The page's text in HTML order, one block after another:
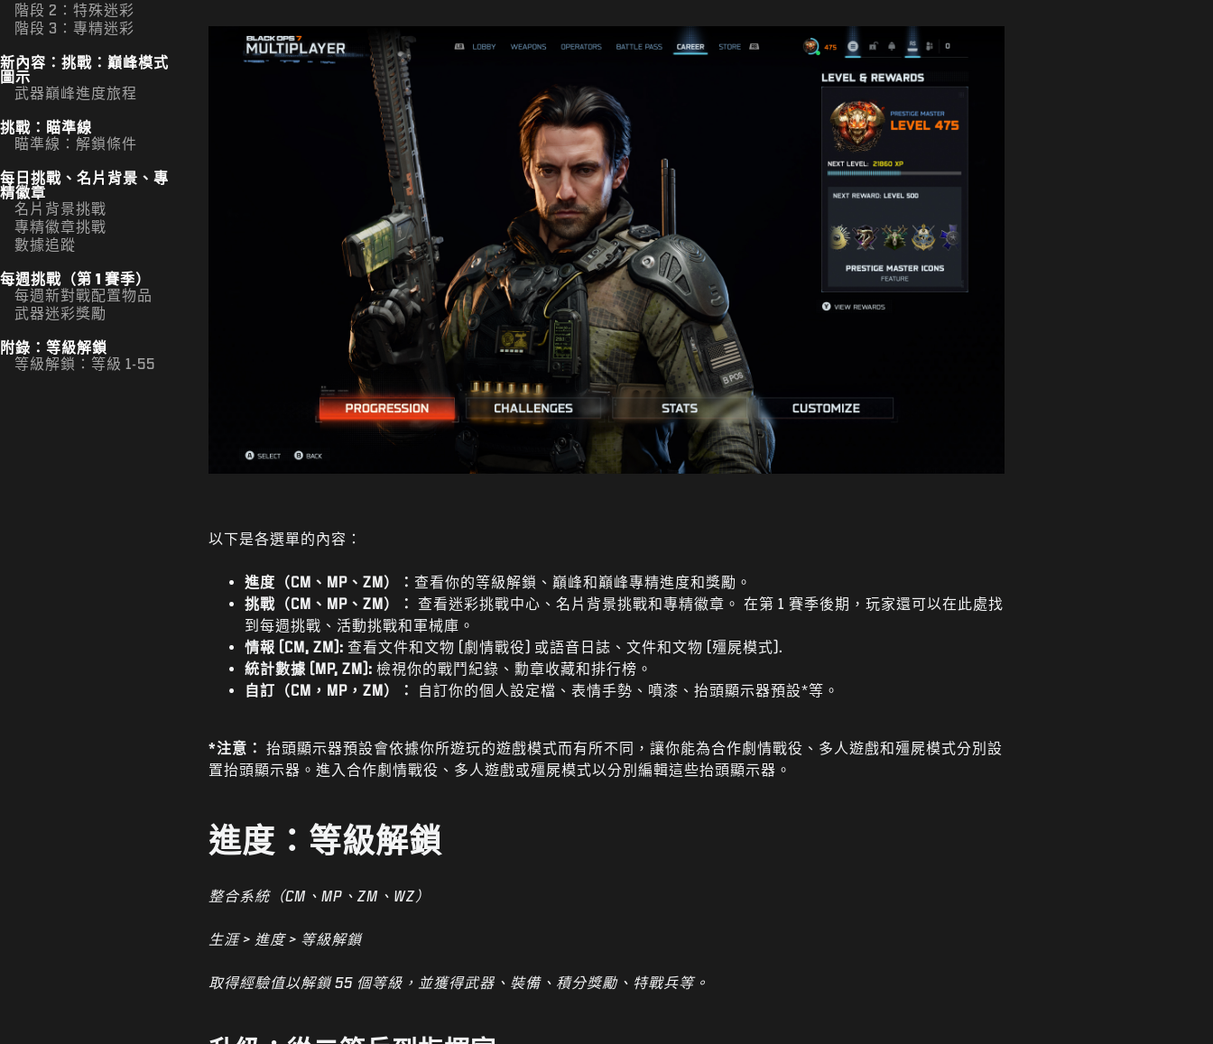
階段 2：特殊迷彩
階段 3：專精迷彩
新內容：挑戰：巔峰模式
圖示
武器巔峰進度旅程
挑戰：瞄準線
瞄準線：解鎖條件
每日挑戰、名片背景、專
精徽章
名片背景挑戰
專精徽章挑戰
數據追蹤
每週挑戰（第 1 賽季）
每週新對戰配置物品
武器迷彩獎勵
附錄：等級解鎖
等級解鎖：等級 1-55
以下是各選單的內容：
進度（CM、MP、ZM）： 查看你的等級解鎖、巔峰和巔峰專精進度和獎勵。
挑戰（CM、MP、ZM）：
查看迷彩挑戰中心、名片背景挑戰和專精徽章。 在第 1 賽季後期，玩家還可以在此處找
到每週挑戰、活動挑戰和軍械庫。
情報 (CM, ZM): 查看文件和文物 (劇情戰役) 或語音日誌、文件和文物 (殭屍模式).
統計數據 (MP, ZM): 檢視你的戰鬥紀錄、勳章收藏和排行榜。
自訂（CM，MP，ZM）：
自訂你的個人設定檔、表情手勢、噴漆、抬頭顯示器預設*等。
*注意：
抬頭顯示器預設會依據你所遊玩的遊戲模式而有所不同，讓你能為合作劇情戰役、多人遊戲和殭屍模式分別設
置抬頭顯示器。進入合作劇情戰役、多人遊戲或殭屍模式以分別編輯這些抬頭顯示器。
進度：等級解鎖
整合系統（CM、MP、ZM、WZ）
生涯 > 進度 > 等級解鎖
取得經驗值以解鎖 55 個等級，並獲得武器、裝備、積分獎勵、特戰兵等。